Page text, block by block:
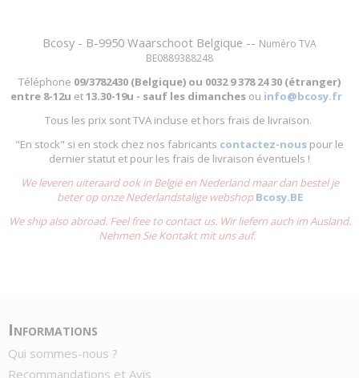
Bcosy - B-9950 Waarschoot Belgique -- Numéro TVA
BE0889388248
Téléphone 09/3782430 (Belgique) ou 0032 9 378 24 30 (étranger)
entre 8-12u et13.30-19u - sauf les dimanchesou info@bcosy.fr
Tous les prix sont TVA incluse et hors frais de livraison.
"En stock" si en stock chez nos fabricants contactez-nous pour le
dernier statut et pour les frais de livraison éventuels !
We leveren uiteraard ook in België en Nederland maar dan bestel je
beter op onze Nederlandstalige webshopBcosy.BE
We ship also abroad. Feel free to contact us. Wir liefern auch im Ausland.
Nehmen Sie Kontakt mit uns auf.
Informations
Qui sommes-nous ?
Recommandations et Avis